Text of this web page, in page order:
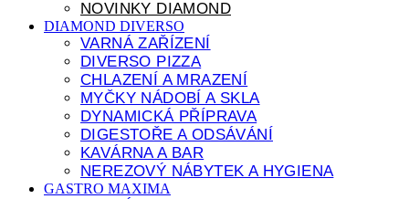
NOVINKY DIAMOND
DIAMOND DIVERSO
VARNÁ ZAŘÍZENÍ
DIVERSO PIZZA
CHLAZENÍ A MRAZENÍ
MYČKY NÁDOBÍ A SKLA
DYNAMICKÁ PŘÍPRAVA
DIGESTOŘE A ODSÁVÁNÍ
KAVÁRNA A BAR
NEREZOVÝ NÁBYTEK A HYGIENA
GASTRO MAXIMA